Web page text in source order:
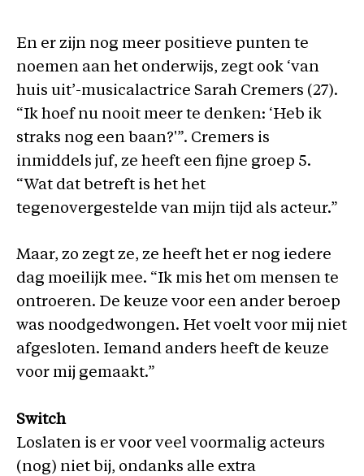
En er zijn nog meer positieve punten te
noemen aan het onderwijs, zegt ook ‘van
huis uit’-musicalactrice Sarah Cremers (27).
“Ik hoef nu nooit meer te denken: ‘Heb ik
straks nog een baan?'”. Cremers is
inmiddels juf, ze heeft een fijne groep 5.
“Wat dat betreft is het het
tegenovergestelde van mijn tijd als acteur.”
Maar, zo zegt ze, ze heeft het er nog iedere
dag moeilijk mee. “Ik mis het om mensen te
ontroeren. De keuze voor een ander beroep
was noodgedwongen. Het voelt voor mij niet
afgesloten. Iemand anders heeft de keuze
voor mij gemaakt.”
Switch
Loslaten is er voor veel voormalig acteurs
(nog) niet bij, ondanks alle extra